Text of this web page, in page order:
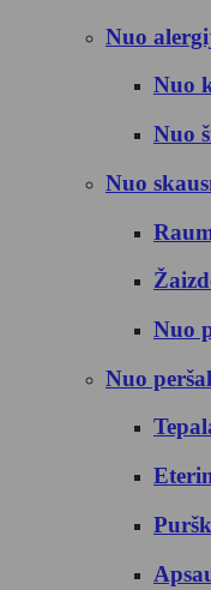
Nuo
Nuo
Nuo
Nuo
Nuo
Nuo